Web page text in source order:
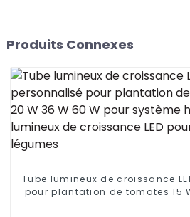
Produits Connexes
Tube lumineux de croissance
pour plantation de tomates 15